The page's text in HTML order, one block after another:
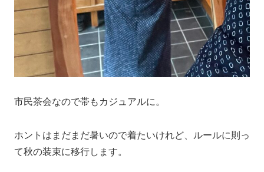
市民茶会なので帯もカジュアルに。
ホントはまだまだ暑いので着たいけれど、ルールに則っ
て秋の装束に移行します。